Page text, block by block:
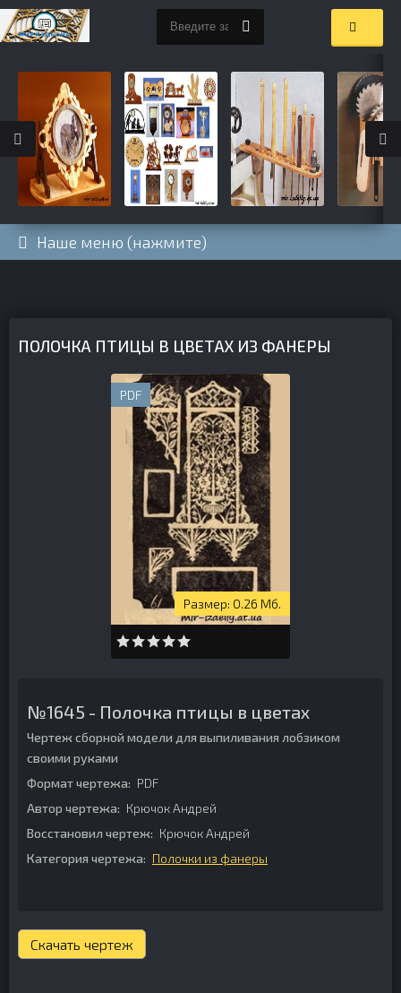
Наше меню (нажмите)
ПОЛОЧКА ПТИЦЫ В ЦВЕТАХ ИЗ ФАНЕРЫ
PDF
0.26 Мб.
№1645 - Полочка птицы в цветах
Чертеж сборной модели для выпиливания лобзиком
своими руками
Формат чертежа: PDF
Автор чертежа: Крючок Андрей
Восстановил чертеж: Крючок Андрей
Категория чертежа: Полочки из фанеры
Скачать чертеж